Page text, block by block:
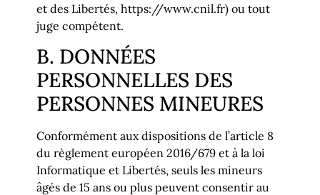
et des Libertés, https://www.cnil.fr) ou tout
juge compétent.
B. DONNÉES
PERSONNELLES DES
PERSONNES MINEURES
Conformément aux dispositions de l’article 8
du règlement européen 2016/679 et à la loi
Informatique et Libertés, seuls les mineurs
âgés de 15 ans ou plus peuvent consentir au